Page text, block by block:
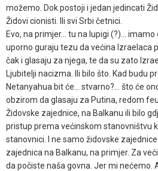
možemo. Dok postoji i jedan jedincati
Židovi cionisti. Ili svi Srbi četnici.
Evo, na primjer... tu na lupigi (?)...
uporno guraju tezu da većina Izraelaca
čak i glasaju za njega, te da su zato
Ljubitelji nacizma. Ili bilo što. Kad budu
Netanyahua bit će... stvarno?... što će
obzirom da glasaju za Putina, redom
Židovske zajednice, na Balkanu ili bilo
pristup prema većinskom stanovništvu
stanovnici. I ne samo židovske
zajednica na Balkanu, na primjer. Za
da počiste naša govna. Jer mi nećemo.